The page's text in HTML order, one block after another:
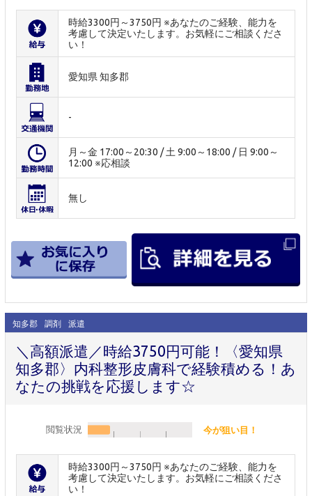
時給3300円～3750円 ※あなたのご経験、能力を
考慮して決定いたします。お気軽にご相談くださ
い！
愛知県 知多郡
-
月～金 17:00～20:30 / 土 9:00～18:00 / 日 9:00～
12:00 ※応相談
無し
知多郡 調剤 派遣
＼高額派遣／時給3750円可能！〈愛知県
知多郡〉内科整形皮膚科で経験積める！あ
なたの挑戦を応援します☆
閲覧状況 今が狙い目！
時給3300円～3750円 ※あなたのご経験、能力を
考慮して決定いたします。お気軽にご相談くださ
い！